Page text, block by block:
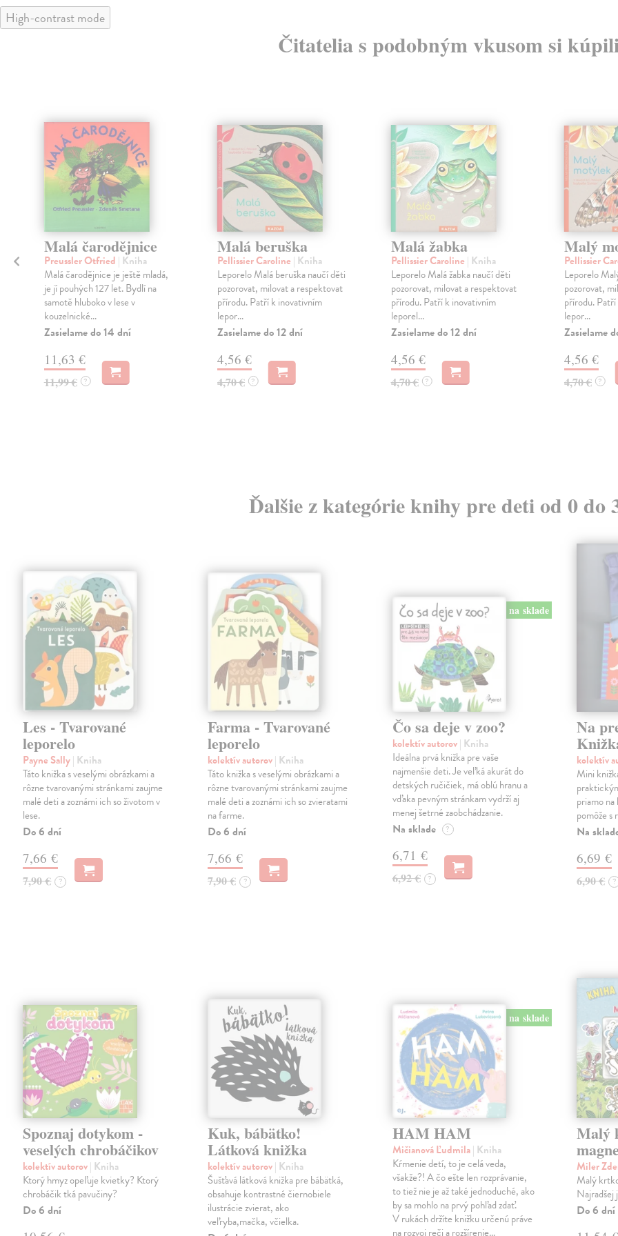
High-contrast mode
Čitatelia s podobným vkusom si
Malá čarodějnice
Preussler Otfried | Kniha
Malá čarodějnice je ještě mladá,
je jí pouhých 127 let. Bydlí na
samotě hluboko v lese v
kouzelnické...
Zasielame do 14 dní
11,63 €
11,99 € ?
Malá beruška
Pellissier Caroline | Kniha
Leporelo Malá beruška naučí děti
pozorovat, milovat a respektovat
přírodu. Patří k inovativním
lepor...
Zasielame do 12 dní
4,56 €
4,70 € ?
Malá žabka
Pellissier Caroline | Kniha
Leporelo Malá žabka naučí děti
pozorovat, milovat a respektovat
přírodu. Patří k inovativním
leporel...
Zasielame do 12 dní
4,56 €
4,70 € ?
Malý
Pellissier
Leporelo
pozorovat,
přírodu.
lepor...
Zasielame
4,56 €
4,70 € ?
Ďalšie z kategórie knihy pre deti od 0 do
Les - Tvarované
leporelo
Payne Sally| Kniha
Táto knižka s veselými obrázkami a
rôzne tvarovanými stránkami zaujme
malé deti a zoznámi ich so životom v
lese.
Do 6 dní
7,66 €
7,90 € ?
Farma - Tvarované
leporelo
kolektív autorov| Kniha
Táto knižka s veselými obrázkami a
rôzne tvarovanými stránkami zaujme
malé deti a zoznámi ich so zvieratami
na farme.
Do 6 dní
7,66 €
7,90 € ?
na sklade
Čo sa deje v zoo?
kolektív autorov| Kniha
Ideálna prvá knižka pre vaše
najmenšie deti. Je veľká akurát do
detských ručičiek, má oblú hranu a
vďaka pevným stránkam vydrží aj
menej šetrné zaobchádzanie.
Na sklade ?
6,71 €
6,92 € ?
Na
kolektív
Mini
priamo na
pomôže s
Na
6,69 €
6,90 € ?
Spoznaj dotykom -
veselých chrobáčikov
kolektív autorov| Kniha
Ktorý hmyz opeľuje kvietky? Ktorý
chrobáčik tká pavučiny?
Do 6 dní
Kuk, bábätko!
Látková knižka
kolektív autorov| Kniha
Šušťavá látková knižka pre bábätká,
obsahuje kontrastné čiernobiele
ilustrácie zvierat, ako
veľryba,mačka, včielka.
na sklade
HAM HAM
Mičianová Ľudmila| Kniha
Kŕmenie detí, to je celá veda,
všakže?! A čo ešte len rozprávanie,
to tiež nie je až také jednoduché, ako
by sa mohlo na prvý pohľad zdať.
V rukách držíte knižku určenú práve
na rozvoj reči a rozšírenie…
Malý
Miler
Malý
Najradšej
Do 6 dní